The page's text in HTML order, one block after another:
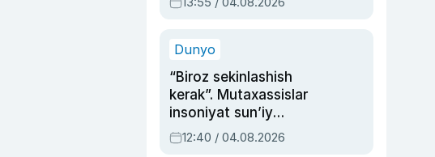
Ahmedovaning
Dunyo
“Biroz sekinlashish
kerak”. Mutaxassislar
insoniyat sun’iy
intellektni boshqara
olmay qolishidan xavotir
12:40 / 04.08.2026